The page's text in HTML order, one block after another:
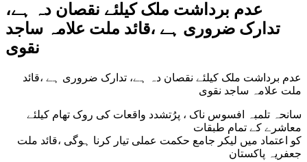
عدم برداشت ملک کیلئے نقصان دہ ہے،
تدارک ضروری ہے ،قائد ملت علامہ ساجد
نقوی
عدم برداشت ملک کیلئے نقصان دہ ہے، تدارک ضروری ہے ،قائد
ملت علامہ ساجد نقوی
سانحہ تلمبہ افسوس ناک ، پرُتشدد واقعات کی روک تھام کیلئے
معاشرے کے تمام طبقات
کو اعتماد میں لیکر جامع حکمت عملی تیار کرنا ہوگی ،قائد ملت
جعفریہ پاکستان